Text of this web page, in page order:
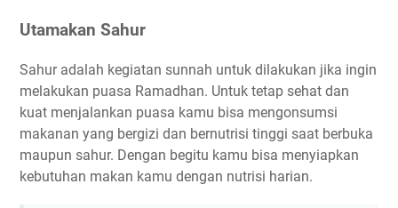
Utamakan Sahur
Sahur adalah kegiatan sunnah untuk dilakukan jika ingin
melakukan puasa Ramadhan. Untuk tetap sehat dan
kuat menjalankan puasa kamu bisa mengonsumsi
makanan yang bergizi dan bernutrisi tinggi saat berbuka
maupun sahur. Dengan begitu kamu bisa menyiapkan
kebutuhan makan kamu dengan nutrisi harian.